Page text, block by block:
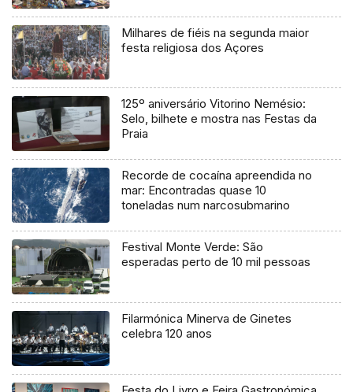
Milhares de fiéis na segunda maior
festa religiosa dos Açores
125º aniversário Vitorino Nemésio:
Selo, bilhete e mostra nas Festas da
Praia
Recorde de cocaína apreendida no
mar: Encontradas quase 10
toneladas num narcosubmarino
Festival Monte Verde: São
esperadas perto de 10 mil pessoas
Filarmónica Minerva de Ginetes
celebra 120 anos